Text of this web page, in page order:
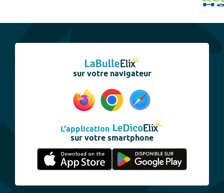
sur votre navigateur
L'application
sur votre smartphone